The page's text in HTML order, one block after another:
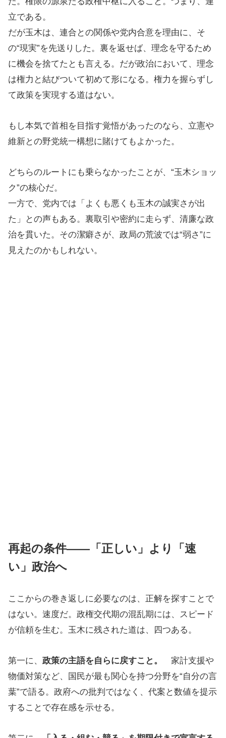
立である。
だが玉木は、連合との関係や党内合意を理由に、そ
の“現実”を先送りした。裏を返せば、理念を守るため
に機会を捨てたとも言える。だが政治において、理念
は権力と結びついて初めて形になる。権力を握らずし
て政策を実現する道はない。
もし本気で首相を目指す覚悟があったのなら、立憲や
維新との野党統一構想に賭けてもよかった。
どちらのルートにも乗らなかったことが、“玉木ショッ
ク”の核心だ。
一方で、党内では「よくも悪くも玉木の誠実さが出
た」との声もある。裏取引や密約に走らず、清廉な政
治を貫いた。その潔癖さが、政局の荒波では“弱さ”に
見えたのかもしれない。
再起の条件――「正しい」より「速
い」政治へ
ここからの巻き返しに必要なのは、正解を探すことで
はない。速度だ。政権交代期の混乱期には、スピード
が信頼を生む。玉木に残された道は、四つある。
第一に、 政策の主語を自らに戻すこと。
家計支援や
物価対策など、国民が最も関心を持つ分野を“自分の言
葉”で語る。政府への批判ではなく、代案と数値を提示
することで存在感を示せる。